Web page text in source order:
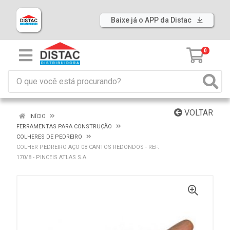
Baixe já o APP da Distac
0
VOLTAR
INÍCIO
FERRAMENTAS PARA CONSTRUÇÃO
COLHERES DE PEDREIRO
COLHER PEDREIRO AÇO 08 CANTOS REDONDOS - REF.
170/8 - PINCEIS ATLAS S.A.